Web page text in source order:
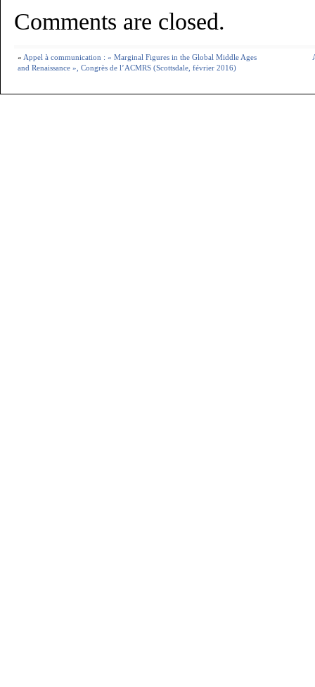
Comments are closed.
« Appel à communication : « Marginal Figures in the Global Middle Ages
and Renaissance », Congrès de l’ACMRS (Scottsdale, février 2016)